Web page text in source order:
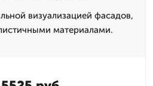
визуализацией фасадов,
материалами.